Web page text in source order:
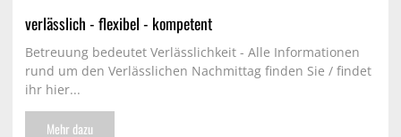
verlässlich - flexibel - kompetent
Betreuung bedeutet Verlässlichkeit - Alle Informationen
rund um den Verlässlichen Nachmittag finden Sie / findet
ihr hier...
Mehr dazu